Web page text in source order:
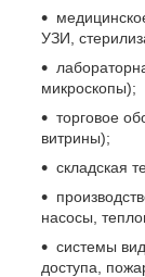
УЗИ,
микроскопы);
торговое
витрины);
складская
насосы,
системы
доступа,